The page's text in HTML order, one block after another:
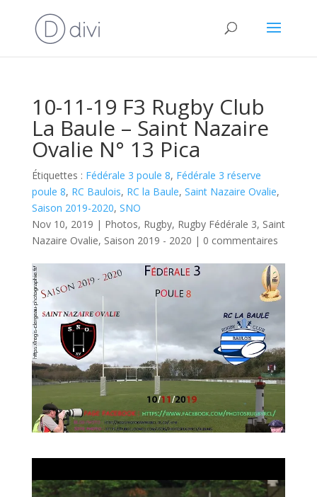
10-11-19 F3 Rugby Club
La Baule – Saint Nazaire
Ovalie N° 13 Pica
Étiquettes : Fédérale 3 poule 8, Fédérale 3 réserve
poule 8, RC Baulois, RC la Baule, Saint Nazaire Ovalie,
Saison 2019-2020, SNO
Nov 10, 2019 | Photos, Rugby, Rugby Fédérale 3, Saint
Nazaire Ovalie, Saison 2019 - 2020 | 0 commentaires